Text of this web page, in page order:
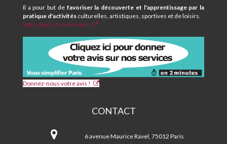
Il a pour but de favoriser la découverte et l'apprentissage par la
pratique d'activités culturelles, artistiques, sportives et de loisirs.
https://paris.fr/votre-avis
Donnez-nous votre avis !
CONTACT
Centre
6 avenue Maurice Ravel, 75012 Paris